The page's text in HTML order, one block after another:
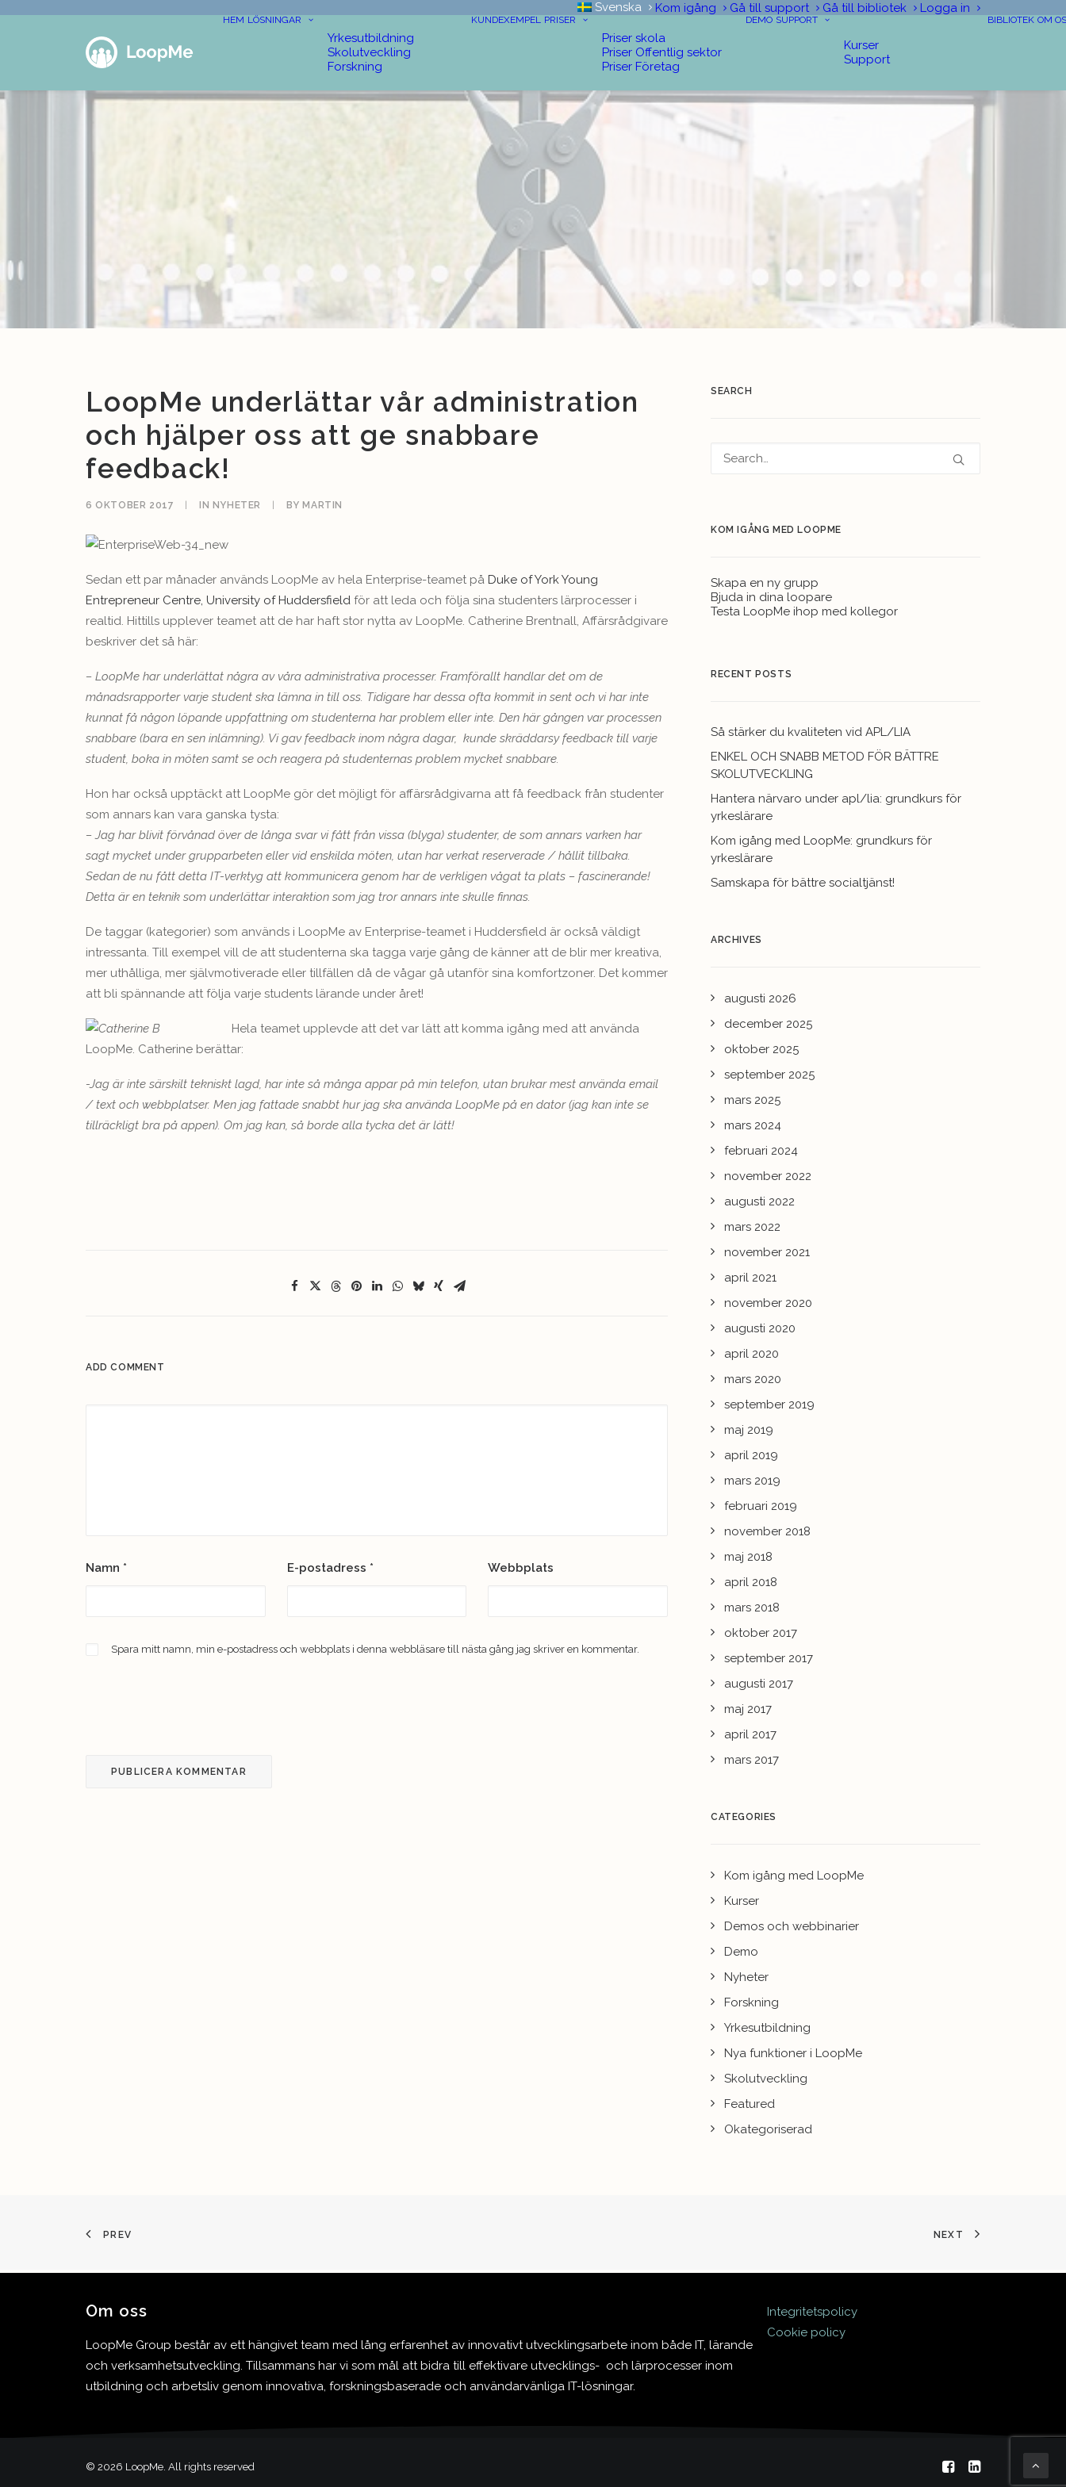
Svenska Kom igång Gå till support Gå till bibliotek Logga in
HEM LÖSNINGAR
Yrkesutbildning
Skolutveckling
Forskning
KUNDEXEMPEL PRISER
Priser skola
Priser Offentlig sektor
Priser Företag
DEMO SUPPORT
Kurser
Support
BIBLIOTEK OM
LoopMe underlättar vår administration
och hjälper oss att ge snabbare
feedback!
6 OKTOBER 2017 IN NYHETER BY MARTIN
Sedan ett par månader används LoopMe av hela Enterprise-teamet på Duke of York Young
Entrepreneur Centre, University of Huddersfield för att leda och följa sina studenters lärprocesser i
realtid. Hittills upplever teamet att de har haft stor nytta av LoopMe. Catherine Brentnall, Affärsrådgivare
beskriver det så här:
– LoopMe har underlättat några av våra administrativa processer. Framförallt handlar det om de
månadsrapporter varje student ska lämna in till oss. Tidigare har dessa ofta kommit in sent och vi har inte
kunnat få någon löpande uppfattning om studenterna har problem eller inte. Den här gången var processen
snabbare (bara en sen inlämning). Vi gav feedback inom några dagar, kunde skräddarsy feedback till varje
student, boka in möten samt se och reagera på studenternas problem mycket snabbare.
Hon har också upptäckt att LoopMe gör det möjligt för affärsrådgivarna att få feedback från studenter
som annars kan vara ganska tysta:
– Jag har blivit förvånad över de långa svar vi fått från vissa (blyga) studenter, de som annars varken har
sagt mycket under grupparbeten eller vid enskilda möten, utan har verkat reserverade / hållit tillbaka.
Sedan de nu fått detta IT-verktyg att kommunicera genom har de verkligen vågat ta plats – fascinerande!
Detta är en teknik som underlättar interaktion som jag tror annars inte skulle finnas.
De taggar (kategorier) som används i LoopMe av Enterprise-teamet i Huddersfield är också väldigt
intressanta. Till exempel vill de att studenterna ska tagga varje gång de känner att de blir mer kreativa,
mer uthålliga, mer självmotiverade eller tillfällen då de vågar gå utanför sina komfortzoner. Det kommer
att bli spännande att följa varje students lärande under året!
Hela teamet upplevde att det var lätt att komma igång med att använda
LoopMe. Catherine berättar:
-Jag är inte särskilt tekniskt lagd, har inte så många appar på min telefon, utan brukar mest använda email
/ text och webbplatser. Men jag fattade snabbt hur jag ska använda LoopMe på en dator (jag kan inte se
tillräckligt bra på appen). Om jag kan, så borde alla tycka det är lätt!
ADD COMMENT
Namn * E-postadress * Webbplats
Spara mitt namn, min e-postadress och webbplats i denna webbläsare till nästa gång jag skriver en kommentar.
SEARCH
KOM IGÅNG MED LOOPME
Skapa en ny grupp
Bjuda in dina loopare
Testa LoopMe ihop med kollegor
RECENT POSTS
Så stärker du kvaliteten vid APL/LIA
ENKEL OCH SNABB METOD FÖR BÄTTRE
SKOLUTVECKLING
Hantera närvaro under apl/lia: grundkurs för
yrkeslärare
Kom igång med LoopMe: grundkurs för
yrkeslärare
Samskapa för bättre socialtjänst!
ARCHIVES
augusti 2026
december 2025
oktober 2025
september 2025
mars 2025
mars 2024
februari 2024
november 2022
augusti 2022
mars 2022
november 2021
april 2021
november 2020
augusti 2020
april 2020
mars 2020
september 2019
maj 2019
april 2019
mars 2019
februari 2019
november 2018
maj 2018
april 2018
mars 2018
oktober 2017
september 2017
augusti 2017
maj 2017
april 2017
mars 2017
CATEGORIES
Kom igång med LoopMe
Kurser
Demos och webbinarier
Demo
Nyheter
Forskning
Yrkesutbildning
Nya funktioner i LoopMe
Skolutveckling
Featured
Okategoriserad
PREV NEXT
Om oss
LoopMe Group består av ett hängivet team med lång erfarenhet av innovativt utvecklingsarbete inom både IT, lärande
och verksamhetsutveckling. Tillsammans har vi som mål att bidra till effektivare utvecklings- och lärprocesser inom
utbildning och arbetsliv genom innovativa, forskningsbaserade och användarvänliga IT-lösningar.
Integritetspolicy
Cookie policy
© 2026 LoopMe. All rights reserved